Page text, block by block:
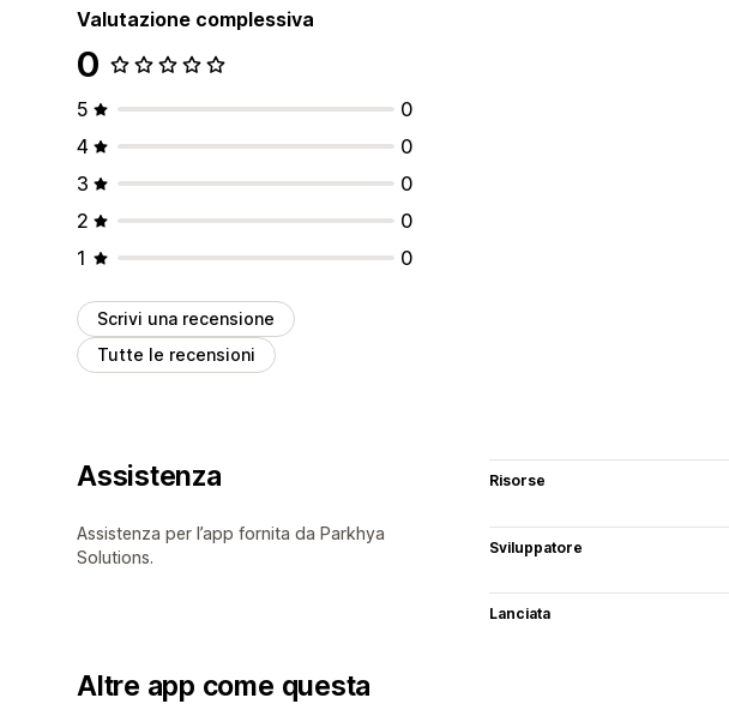
Valutazione complessiva
0
5
0
4
0
3
0
2
0
1
0
Scrivi una recensione
Tutte le recensioni
Assistenza
Assistenza per l’app fornita da Parkhya
Solutions.
Risorse
Sviluppatore
Lanciata
Altre app come questa